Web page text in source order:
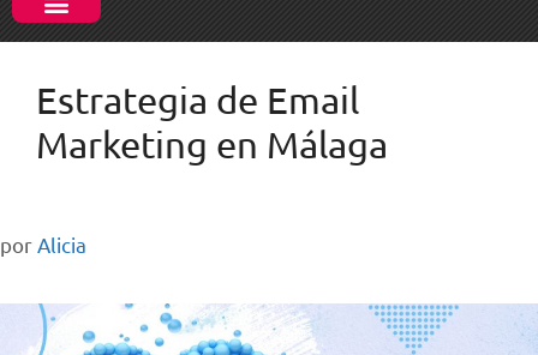
Estrategia de Email
Marketing en Málaga
porAlicia